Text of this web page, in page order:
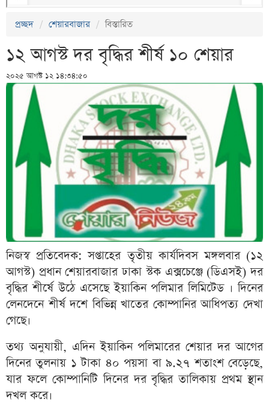
প্রচ্ছদ শেয়ারবাজার বিস্তারিত
১২ আগস্ট দর বৃদ্ধির শীর্ষ ১০ শেয়ার
২০২৫ আগস্ট ১২ ১৪:৩৪:৫০
নিজস্ব প্রতিবেদক: সপ্তাহের তৃতীয় কার্যদিবস মঙ্গলবার (১২
আগস্ট) প্রধান শেয়ারবাজার ঢাকা স্টক এক্সচেঞ্জে (ডিএসই) দর
বৃদ্ধির শীর্ষে উঠে এসেছে ইয়াকিন পলিমার লিমিটেড ।দিনের
লেনদেনে শীর্ষ দশে বিভিন্ন খাতের কোম্পানির আধিপত্য দেখা
গেছে।
তথ্য অনুযায়ী, এদিন ইয়াকিন পলিমারের শেয়ার দর আগের
দিনের তুলনায় ১ টাকা ৪০ পয়সা বা ৯.২৭ শতাংশ বেড়েছে,
যার ফলে কোম্পানিটি দিনের দর বৃদ্ধির তালিকায় প্রথম স্থান
দখল করে।